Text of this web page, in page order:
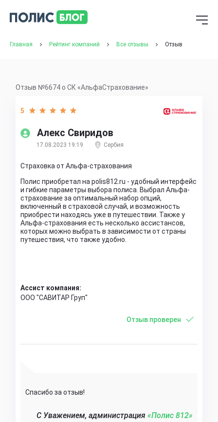
Главная Рейтинг компаний Все отзывы Отзыв
Отзыв №6674 о СК «АльфаСтрахование»
Алекс Свиридов
5
17.08.2023 19:19 Сербия
Страховка от Альфа-страхования
Полис приобретал на polis812.ru - удобный интерфейс
и гибкие параметры выбора полиса. Выбрал Альфа-
страхование за оптимальный набор опций,
включенный в страховой случай, и возможность
приобрести находясь уже в путешествии. Также у
Альфа-страхования есть несколько ассистансов,
которых можно выбрать в зависимости от страны
путешествия, что также удобно.
Ассист компания:
ООО "САВИТАР Груп"
Отзыв проверен
Спасибо за отзыв!
C Уважением, администрация «Полис 812»‎